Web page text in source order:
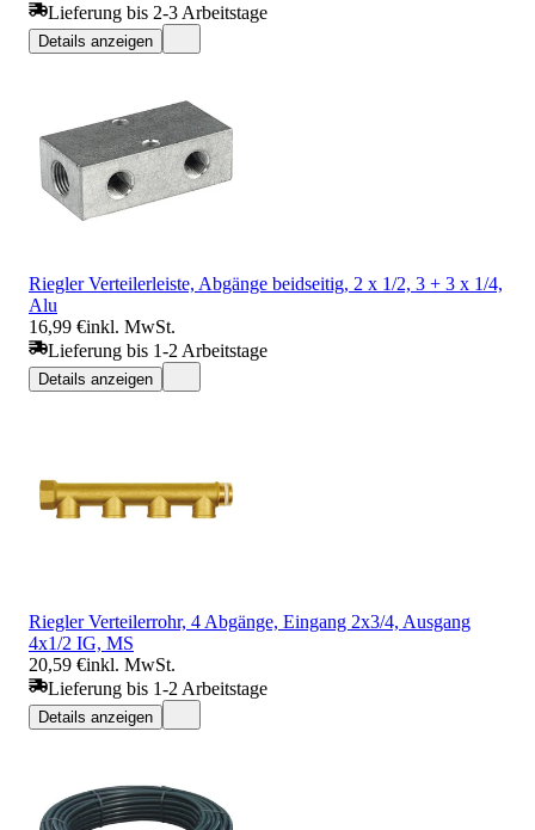
Lieferung bis 2-3 Arbeitstage
Details anzeigen
Riegler Verteilerleiste, Abgänge beidseitig, 2 x 1/2, 3 + 3 x 1/4,
Alu
16,99 €inkl. MwSt.
Lieferung bis 1-2 Arbeitstage
Details anzeigen
Riegler Verteilerrohr, 4 Abgänge, Eingang 2x3/4, Ausgang
4x1/2 IG, MS
20,59 €inkl. MwSt.
Lieferung bis 1-2 Arbeitstage
Details anzeigen